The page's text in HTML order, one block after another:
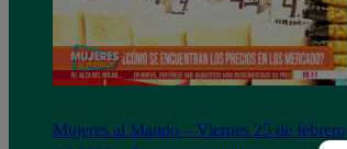
Mujeres al Mando – Viernes 25 de febrero